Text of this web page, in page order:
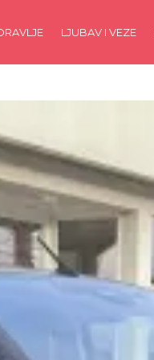
LJUBAV I VEZE